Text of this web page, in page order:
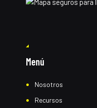
Menú
Nosotros
Recursos